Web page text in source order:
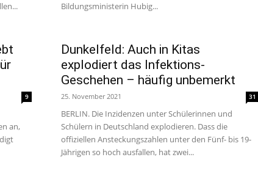
Bildungsministerin Hubig...
9
an,
Dunkelfeld: Auch in Kitas
explodiert das Infektions-
Geschehen – häufig unbemerkt
25. November 2021 31
BERLIN. Die Inzidenzen unter Schülerinnen und
Schülern in Deutschland explodieren. Dass die
offiziellen Ansteckungszahlen unter den Fünf- bis 19-
Jährigen so hoch ausfallen, hat zwei...